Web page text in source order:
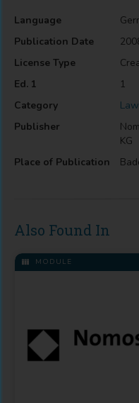
Language
Publication Date
License Type
Ed. 1
1
Category
Publisher
KG
Place of Publication
Also Found In
MODULE